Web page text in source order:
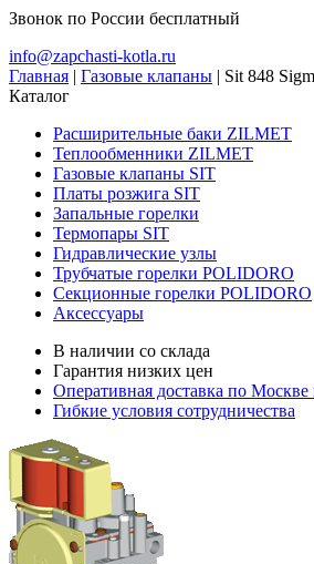
Звонок по России бесплатный
info@zapchasti-kotla.ru
Главная | Газовые клапаны | Sit 848
Каталог
Расширительные баки ZILMET
Теплообменники ZILMET
Газовые клапаны SIT
Платы розжига SIT
Запальные горелки
Термопары SIT
Гидравлические узлы
Трубчатые горелки POLIDORO
Секционные горелки POLIDORO
Аксессуары
В наличии со склада
Гарантия низких цен
Оперативная доставка по
Гибкие условия сотрудничества